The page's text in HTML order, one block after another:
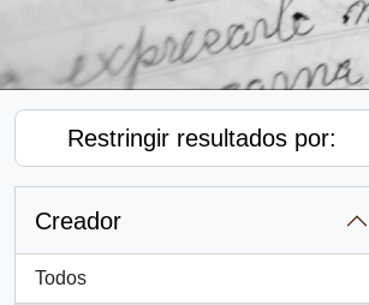
Restringir resultados por:
Creador
Todos